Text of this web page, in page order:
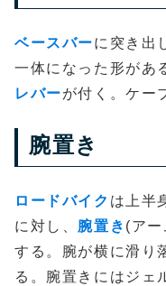
ベースバーに突き出
一体になった形があ
レバーが付く。ケー
腕置き
ロードバイク は上半
に対し、 腕置き (ア
する。腕が横に滑り
る。腕置きにはジェ